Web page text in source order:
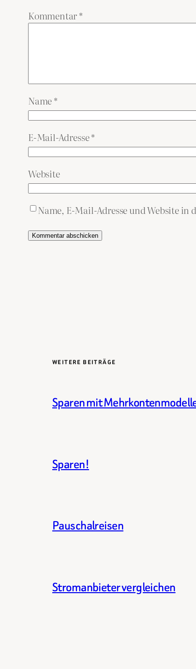
Kommentar*
Name*
E-Mail-Adresse*
Website
Name, E-Mail-Adresse und Website
WEITERE BEITRÄGE
Sparen mit
Sparen!
Pauschalreisen
Stromanbieter vergleichen